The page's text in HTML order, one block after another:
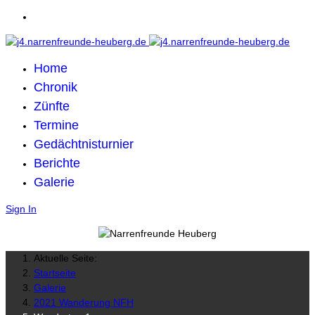
Home
Chronik
Zünfte
Termine
Gedächtnisturnier
Berichte
Galerie
Sign In
Aktuelle Seite:
Startseite
Galerie
2021 Wanderung NFH